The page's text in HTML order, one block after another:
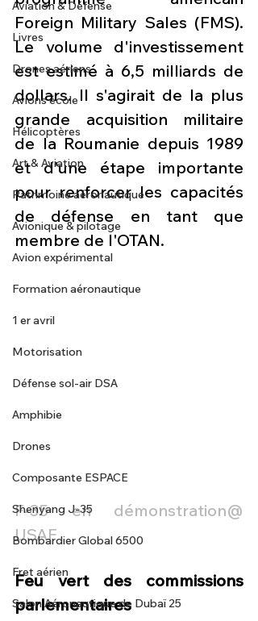
Aviation & Défense
Livres
Drones aériens
Avions école
Hélicoptères
Art & Aviation
Patrimoine aéronautique
Avionique & pilotage
Avion expérimental
Formation aéronautique
1 er avril
Motorisation
Défense sol-air DSA
Amphibie
Drones
Composante ESPACE
Shenyang J-35
Bombardier Global 6500
Fret aérien
Salon Aéronautique de Dubaï 25
Foreign Military Sales (FMS).
Le volume d'investissement
est estimé à 6,5 milliards de
dollars. Il s'agirait de la plus
grande acquisition militaire
de la Roumanie depuis 1989
et d'une étape importante
pour renforcer les capacités
de défense en tant que
membre de l'OTAN.
F-35 en démonstration@
USAF
Feu vert des commissions
parlementaires